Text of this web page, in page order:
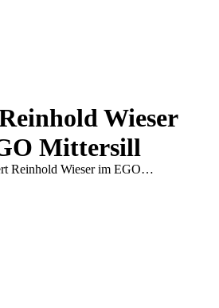
Wieser
Mittersill
hier:
Reinhold Wieser im EGO…